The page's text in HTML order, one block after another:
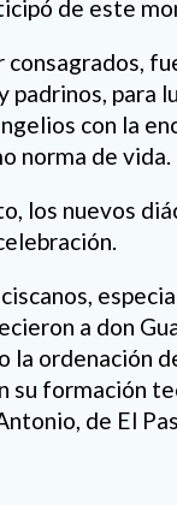
de este
consagrados,
padrinos, para
con la
norma de vida.
los nuevos
a don
la ordenación
su formación
de El